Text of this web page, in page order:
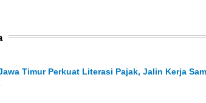
Timur Perkuat Literasi Pajak, Jalin Kerja